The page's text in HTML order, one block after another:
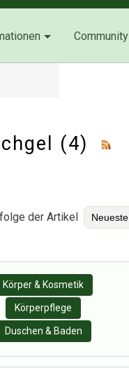
Community
(4)
der Artikel
Körper & Kosmetik
Körperpflege
Duschen & Baden